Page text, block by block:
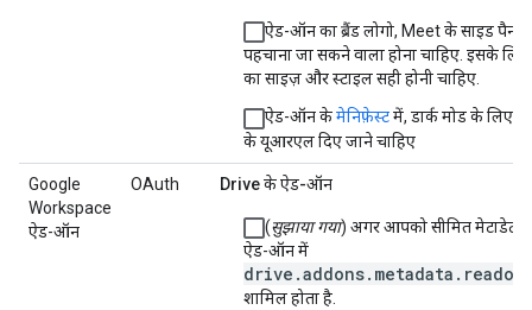
ऐड-ऑन का ब्रैंड लोगो, Meet के साइड
पहचाना जा सकने वाला होना चाहिए. इसके
का साइज़ और स्टाइल सही होनी चाहिए.
ऐड-ऑन केमेनिफ़ेस्टमें, डार्क मोड के लिए
के यूआरएल दिए जाने चाहिए
Google
Workspace
ऐड-ऑन
OAuth Drive के ऐड-ऑन
(सुझाया गया) अगर आपको सीमित मेटाडेटा
ऐड-ऑन में
शामिल होता है.